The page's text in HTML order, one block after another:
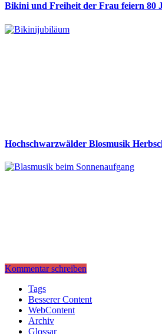
Bikini und Freiheit der Frau feiern 80
Hochschwarzwälder Blosmusik
Kommentar schreiben
Tags
Besserer Content
WebContent
Archiv
Glossar